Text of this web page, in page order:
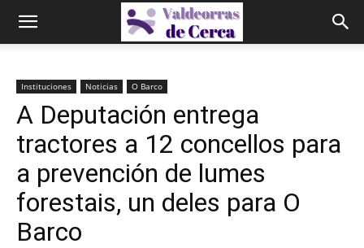
Instituciones Noticias O Barco
A Deputación entrega
tractores a 12 concellos para
a prevención de lumes
forestais, un deles para O
Barco